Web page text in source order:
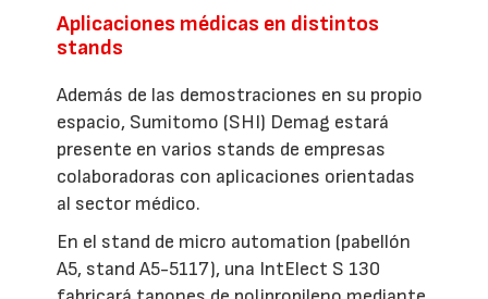
Aplicaciones médicas en distintos
stands
Además de las demostraciones en su propio
espacio, Sumitomo (SHI) Demag estará
presente en varios stands de empresas
colaboradoras con aplicaciones orientadas
al sector médico.
En el stand de micro automation (pabellón
A5, stand A5-5117), una IntElect S 130